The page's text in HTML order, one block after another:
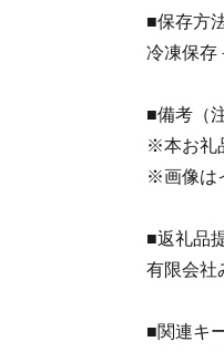
■保存方
冷凍保存
■備考（
※本お礼
※画像は
■返礼品
有限会社
■関連キ